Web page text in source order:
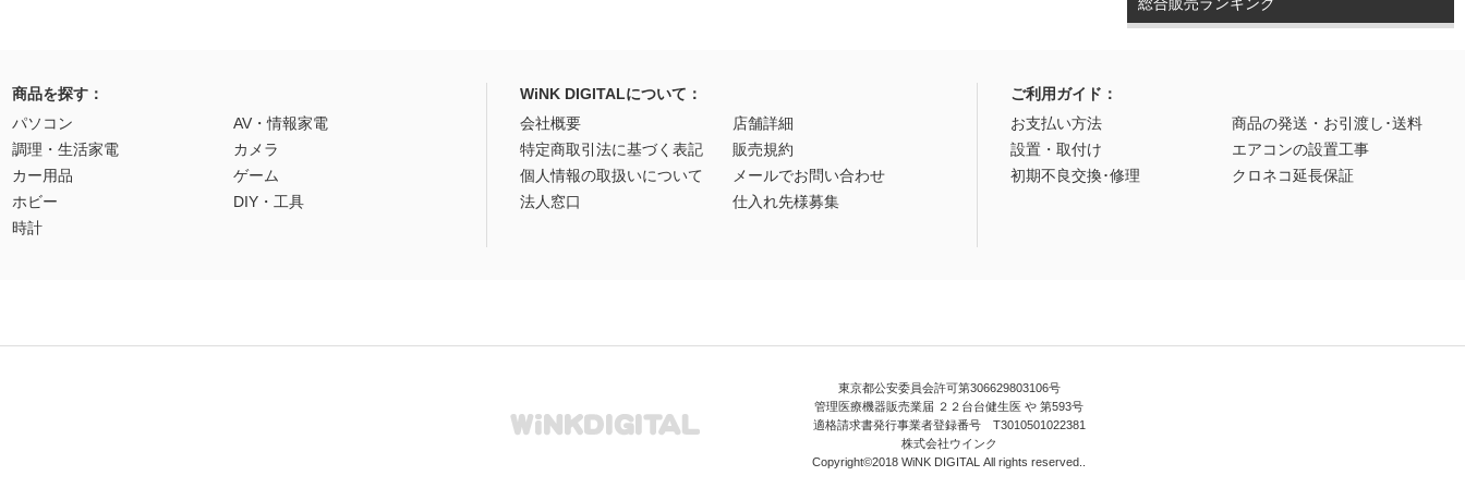
総合販売ランキング
商品を探す：
パソコン
AV・情報家電
調理・生活家電
カメラ
カー用品
ゲーム
ホビー
DIY・工具
時計
WiNK DIGITALについて：
会社概要
店舗詳細
特定商取引法に基づく表記
販売規約
個人情報の取扱いについて
メールでお問い合わせ
法人窓口
仕入れ先様募集
ご利用ガイド：
お支払い方法
商品の発送・お引渡し･送料
設置・取付け
エアコンの設置工事
初期不良交換･修理
クロネコ延長保証
東京都公安委員会許可第306629803106号
管理医療機器販売業届 ２２台台健生医 や 第593号
適格請求書発行事業者登録番号 T3010501022381
株式会社ウインク
Copyright©2018 WiNK DIGITAL All rights reserved..